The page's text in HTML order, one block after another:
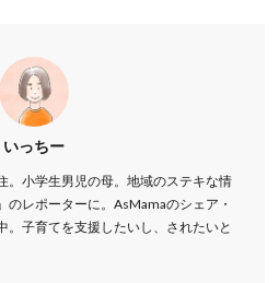
いっちー
。小学生男児の母。地域のステキな情
のレポーターに。AsMamaのシェア・
。子育てを支援したいし、されたいと